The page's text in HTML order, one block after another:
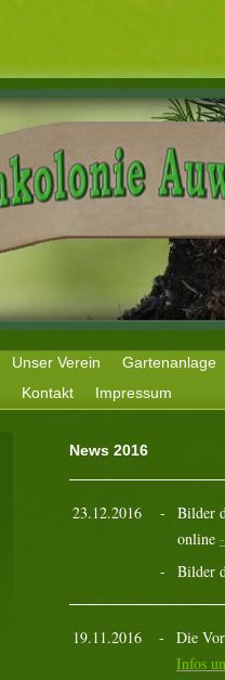
Unser Verein
Gartenanlage
Kontakt Impressum
News 2016
23.12.2016 -
Bilder
online
-
Bilder
19.11.2016 -
Die
Infos